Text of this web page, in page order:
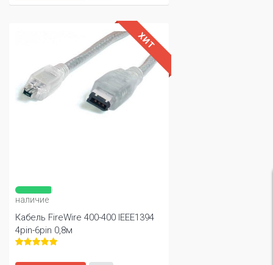
ХИТ
наличие
Кабель FireWire 400-400 IEEE1394
4pin-6pin 0,8м